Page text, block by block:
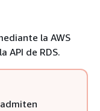
la AWS
API de RDS.